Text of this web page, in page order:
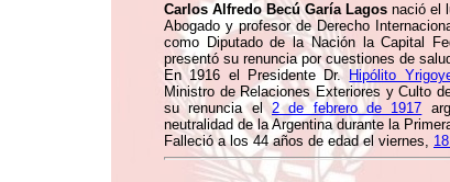
Carlos Alfredo Becú Garía Lagos nació el
Abogado y profesor de Derecho
como Diputado de la Nación la Capital
presentó su renuncia por cuestiones de
En 1916 el Presidente Dr. Hipólito
Ministro de Relaciones Exteriores y Culto
su renuncia el2 de febrero de 1917
neutralidad de la Argentina durante la
Falleció a los 44 años de edad el viernes,